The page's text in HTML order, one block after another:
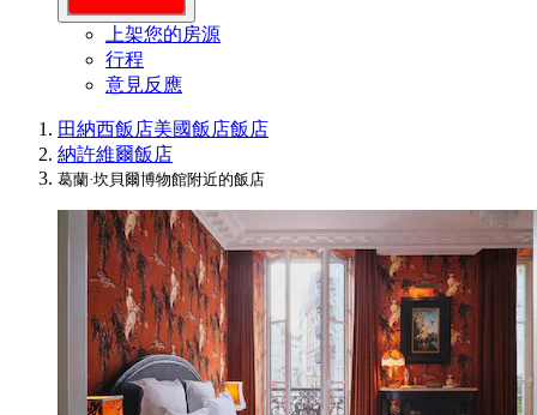
上架您的房源
行程
意見反應
田納西飯店美國飯店飯店
納許維爾飯店
葛蘭·坎貝爾博物館附近的飯店